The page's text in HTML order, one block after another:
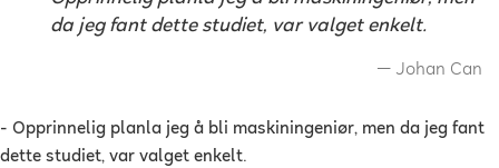
da jeg fant dette studiet, var valget enkelt.
Johan Can
- Opprinnelig planla jeg å bli maskiningeniør, men da jeg fant
dette studiet, var valget enkelt.